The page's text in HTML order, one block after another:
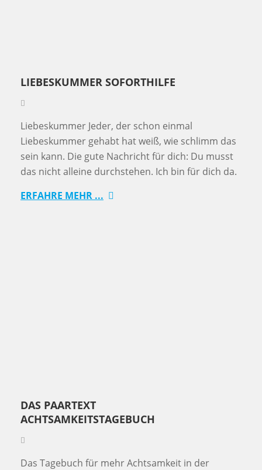
LIEBESKUMMER SOFORTHILFE
Liebeskummer Jeder, der schon einmal
Liebeskummer gehabt hat weiß, wie schlimm das
sein kann. Die gute Nachricht für dich: Du musst
das nicht alleine durchstehen. Ich bin für dich da.
ERFAHRE MEHR ...
DAS PAARTEXT
ACHTSAMKEITSTAGEBUCH
Das Tagebuch für mehr Achtsamkeit in der